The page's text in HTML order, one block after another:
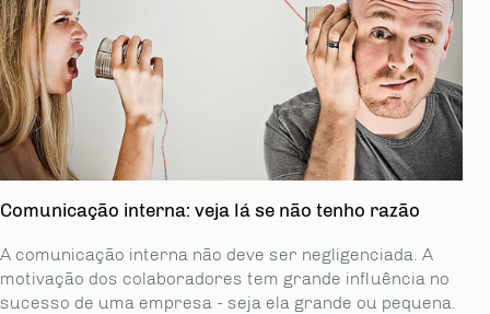
Comunicação interna: veja lá se não tenho razão
A comunicação interna não deve ser negligenciada. A
motivação dos colaboradores tem grande influência no
sucesso de uma empresa - seja ela grande ou pequena.